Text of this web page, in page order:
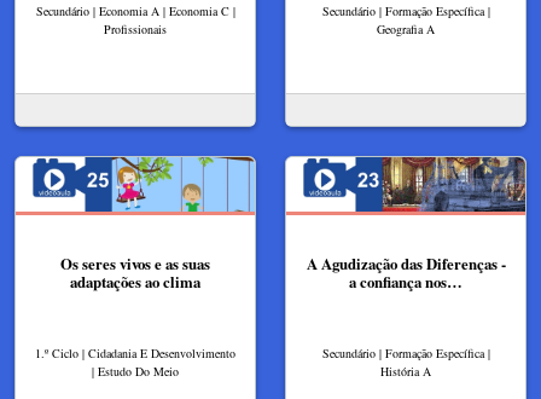
Secundário | Economia A | Economia C |
Profissionais
Secundário | Formação Específica |
Geografia A
Os seres vivos e as suas
adaptações ao clima
1.º Ciclo | Cidadania E Desenvolvimento
| Estudo Do Meio
A Agudização das Diferenças -
a confiança nos…
Secundário | Formação Específica |
História A